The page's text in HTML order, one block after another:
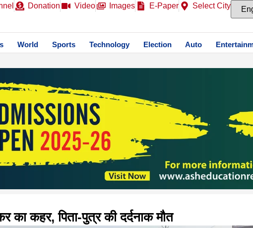
Donation Video Images E-Paper Select City
World Sports Technology Election Auto
का कहर, पिता-पुत्र की दर्दनाक मौत